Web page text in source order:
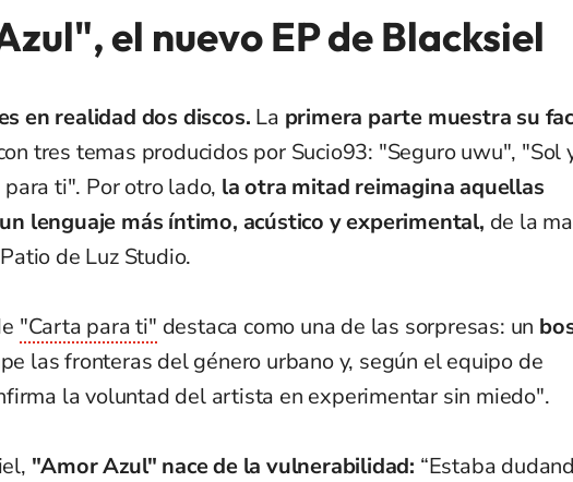
el nuevo EP de Blacksiel
en realidad dos discos. La primera parte muestra su
tres temas producidos por Sucio93: "Seguro uwu", "Sol
ti". Por otro lado, la otra mitad reimagina aquellas
lenguaje más íntimo, acústico y experimental, de la
de Luz Studio.
"Carta para ti" destaca como una de las sorpresas: un
las fronteras del género urbano y, según el equipo de
la voluntad del artista en experimentar sin miedo".
"Amor Azul" nace de la vulnerabilidad: “Estaba